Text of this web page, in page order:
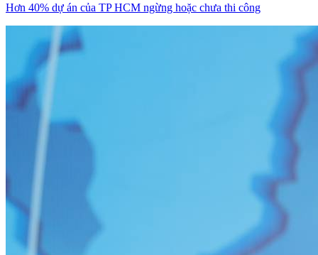
Hơn 40% dự án của TP HCM ngừng hoặc chưa thi công